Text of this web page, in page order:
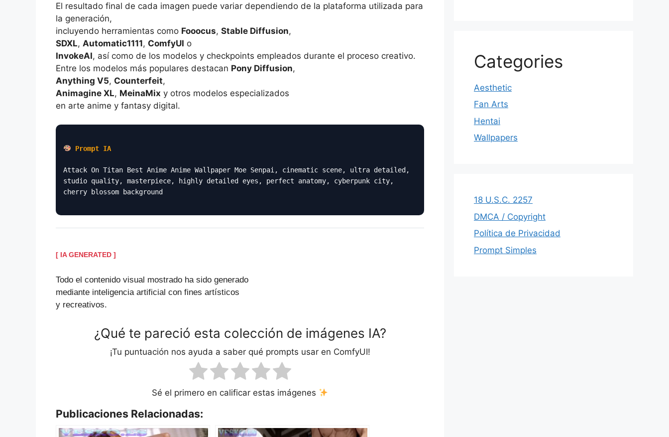
El resultado final de cada imagen puede variar dependiendo de la plataforma utilizada para
la generación,
incluyendo herramientas como Fooocus, Stable Diffusion,
SDXL, Automatic1111, ComfyUI o
InvokeAI, así como de los modelos y checkpoints empleados durante el proceso creativo.
Entre los modelos más populares destacan Pony Diffusion,
Anything V5, Counterfeit,
Animagine XL, MeinaMix y otros modelos especializados
en arte anime y fantasy digital.
Prompt IA
Attack On Titan Best Anime Anime Wallpaper Moe Senpai, cinematic scene, ultra detailed,
studio quality, masterpiece, highly detailed eyes, perfect anatomy, cyberpunk city,
cherry blossom background
[ IA GENERATED ]
Todo el contenido visual mostrado ha sido generado
mediante inteligencia artificial con fines artísticos
y recreativos.
¿Qué te pareció esta colección de imágenes IA?
¡Tu puntuación nos ayuda a saber qué prompts usar en ComfyUI!
Sé el primero en calificar estas imágenes
Publicaciones Relacionadas:
Categories
Aesthetic
Fan Arts
Hentai
Wallpapers
18 U.S.C. 2257
DMCA / Copyright
Política de Privacidad
Prompt Simples